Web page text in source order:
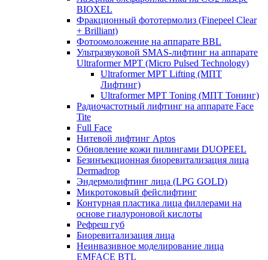
BIOXEL
Фракционный фототермолиз (Finepeel Clear
+ Brilliant)
Фотоомоложение на аппарате BBL
Ультразвуковой SMAS-лифтинг на аппарате
Ultraformer MPT (Micro Pulsed Technology)
Ultraformer MPT Lifting (МПТ
Лифтинг)
Ultraformer MPT Toning (МПТ Тонинг)
Радиочастотный лифтинг на аппарате Face
Tite
Full Face
Нитевой лифтинг Aptos
Обновление кожи пилингами DUOPEEL
Безинъекционная биоревитализация лица
Dermadrop
Эндермолифтинг лица (LPG GOLD)
Микротоковый фейслифтинг
Контурная пластика лица филлерами на
основе гиалуроновой кислоты
Рефреш губ
Биоревитализация лица
Неинвазивное моделирование лица
EMFACE BTL